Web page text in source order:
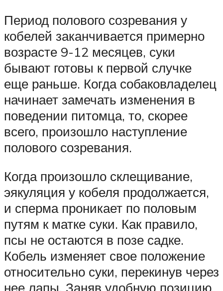
Период полового созревания у
кобелей заканчивается примерно
возрасте 9-12 месяцев, суки
бывают готовы к первой случке
еще раньше. Когда собаковладелец
начинает замечать изменения в
поведении питомца, то, скорее
всего, произошло наступление
полового созревания.
Когда произошло склещивание,
эякуляция у кобеля продолжается,
и сперма проникает по половым
путям к матке суки. Как правило,
псы не остаются в позе садке.
Кобель изменяет свое положение
относительно суки, перекинув через
нее лапы. Заняв удобную позицию